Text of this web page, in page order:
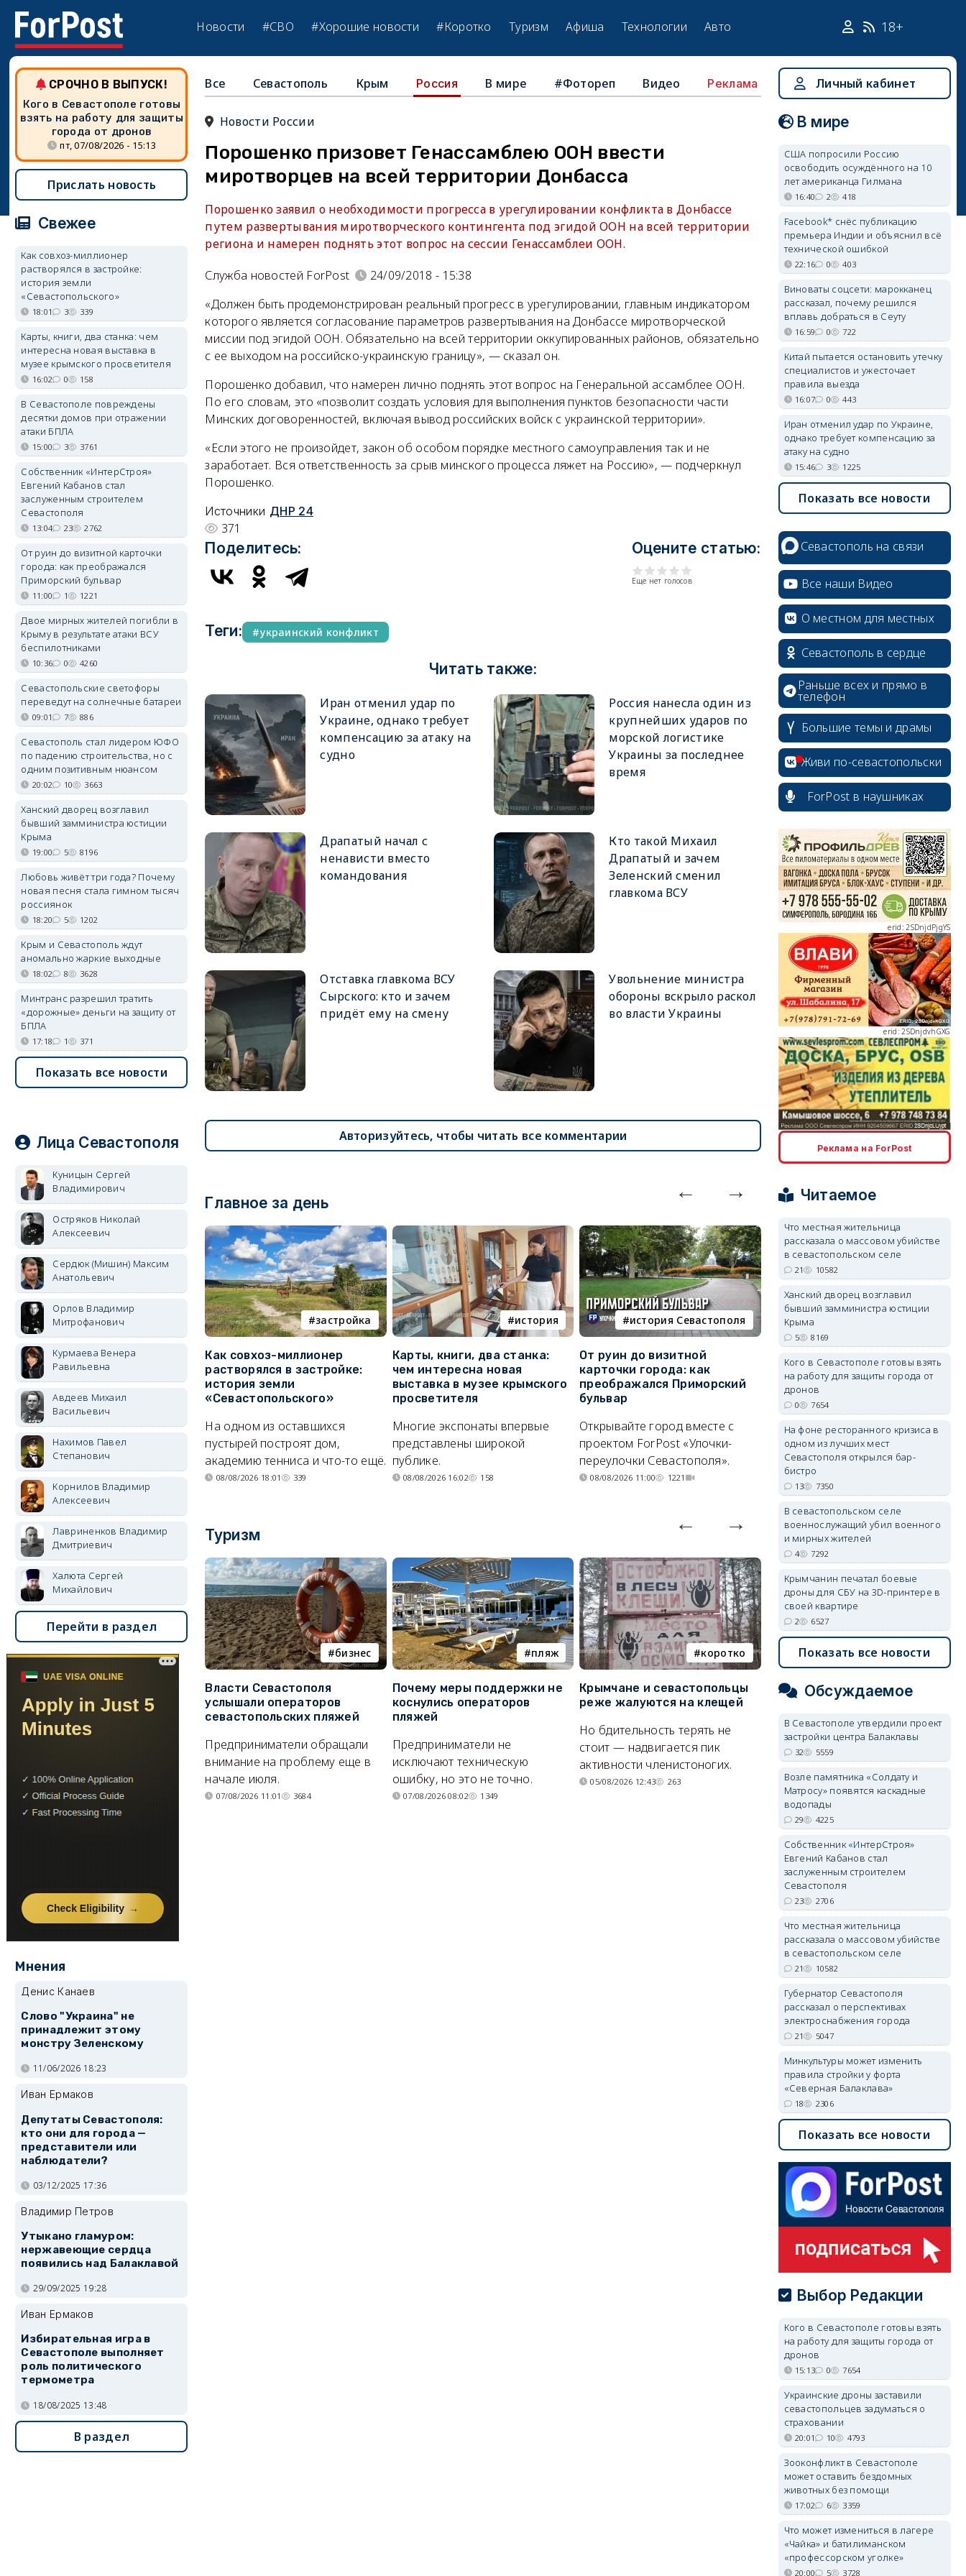
Новости #СВО #Хорошие новости #Коротко Туризм Афиша Технологии Авто 18+
Все Севастополь Крым Россия В мире #Фотореп Видео Реклама
Новости России
Порошенко призовет Генассамблею ООН ввести
миротворцев на всей территории Донбасса
Порошенко заявил о необходимости прогресса в урегулировании конфликта в Донбассе
путем развертывания миротворческого контингента под эгидой ООН на всей территории
региона и намерен поднять этот вопрос на сессии Генассамблеи ООН.
Служба новостей ForPost
24/09/2018 - 15:38
«Должен быть продемонстрирован реальный прогресс в урегулировании, главным индикатором
которого является согласование параметров развертывания на Донбассе миротворческой
миссии под эгидой ООН. Обязательно на всей территории оккупированных районов, обязательно
с ее выходом на российско-украинскую границу», — сказал он.
Порошенко добавил, что намерен лично поднять этот вопрос на Генеральной ассамблее ООН.
По его словам, это «позволит создать условия для выполнения пунктов безопасности части
Минских договоренностей, включая вывод российских войск с украинской территории».
«Если этого не произойдет, закон об особом порядке местного самоуправления так и не
заработает. Вся ответственность за срыв минского процесса ляжет на Россию», — подчеркнул
Порошенко.
Источники ДНР 24
371
Поделитесь: Оцените статью:
Еще нет голосов
Теги: украинский конфликт
Читать также:
Иран отменил удар по
Украине, однако требует
компенсацию за атаку на
судно
Россия нанесла один из
крупнейших ударов по
морской логистике
Украины за последнее
время
Драпатый начал с
ненависти вместо
командования
Кто такой Михаил
Драпатый и зачем
Зеленский сменил
главкома ВСУ
Отставка главкома ВСУ
Сырского: кто и зачем
придёт ему на смену
Увольнение министра
обороны вскрыло раскол
во власти Украины
Авторизуйтесь, чтобы читать все комментарии
Главное за день
застройка
Как совхоз-миллионер
растворялся в застройке:
история земли
«Севастопольского»
На одном из оставшихся
пустырей построят дом,
академию тенниса и что-то ещё.
08/08/2026 18:01 339
история
Карты, книги, два станка:
чем интересна новая
выставка в музее крымского
просветителя
Многие экспонаты впервые
представлены широкой
публике.
08/08/2026 16:02 158
история Севастополя
От руин до визитной
карточки города: как
преображался Приморский
бульвар
Открывайте город вместе с
проектом ForPost «Улочки-
переулочки Севастополя».
08/08/2026 11:00 1221
ЮФО по падению
строительства, но с одним
позитивным нюансом
Кризис ударил по регионам
совершенно по-разному.
07/08/2026 20:02 3663
Туризм
бизнес
Власти Севастополя
услышали операторов
севастопольских пляжей
Предприниматели обращали
внимание на проблему еще в
начале июля.
07/08/2026 11:01 3684
пляж
Почему меры поддержки не
коснулись операторов
пляжей
Предприниматели не
исключают техническую
ошибку, но это не точно.
07/08/2026 08:02 1349
коротко
Крымчане и севастопольцы
реже жалуются на клещей
Но бдительность терять не
стоит — надвигается пик
активности членистоногих.
05/08/2026 12:43 263
Балаклава
В Севастополе утвердили
проект застройки центра
Там появится туристический
квартал с отелями и
парковками.
05/08/2026 08:01 5559
СРОЧНО В ВЫПУСК!
Кого в Севастополе готовы
взять на работу для защиты
города от дронов
пт, 07/08/2026 - 15:13
Прислать новость
Свежее
Как совхоз-миллионер
растворялся в застройке:
история земли
«Севастопольского»
18:01 3 339
Карты, книги, два станка: чем
интересна новая выставка в
музее крымского просветителя
16:02 0 158
В Севастополе повреждены
десятки домов при отражении
атаки БПЛА
15:00 3 3761
Собственник «ИнтерСтроя»
Евгений Кабанов стал
заслуженным строителем
Севастополя
13:04 23 2762
От руин до визитной карточки
города: как преображался
Приморский бульвар
11:00 1 1221
Двое мирных жителей погибли в
Крыму в результате атаки ВСУ
беспилотниками
10:36 0 4260
Севастопольские светофоры
переведут на солнечные батареи
09:01 7 886
Севастополь стал лидером ЮФО
по падению строительства, но с
одним позитивным нюансом
20:02 10 3663
Ханский дворец возглавил
бывший замминистра юстиции
Крыма
19:00 5 8196
Любовь живёт три года? Почему
новая песня стала гимном тысяч
россиянок
18:20 5 1202
Крым и Севастополь ждут
аномально жаркие выходные
18:02 8 3628
Минтранс разрешил тратить
«дорожные» деньги на защиту от
БПЛА
17:18 1 371
Показать все новости
Лица Севастополя
Куницын Сергей
Владимирович
Остряков Николай
Алексеевич
Сердюк (Мишин) Максим
Анатольевич
Орлов Владимир
Митрофанович
Курмаева Венера
Равильевна
Авдеев Михаил
Васильевич
Нахимов Павел
Степанович
Корнилов Владимир
Алексеевич
Лавриненков Владимир
Дмитриевич
Халюта Сергей
Михайлович
Перейти в раздел
Мнения
Денис Канаев
Слово "Украина" не
принадлежит этому
монстру Зеленскому
11/06/2026 18:23
Иван Ермаков
Депутаты Севастополя:
кто они для города —
представители или
наблюдатели?
03/12/2025 17:36
Владимир Петров
Утыкано гламуром:
нержавеющие сердца
появились над Балаклавой
29/09/2025 19:28
Иван Ермаков
Избирательная игра в
Севастополе выполняет
роль политического
термометра
18/08/2025 13:48
В раздел
Личный кабинет
В мире
США попросили Россию
освободить осуждённого на 10
лет американца Гилмана
16:40 2 418
Facebook* снёс публикацию
премьера Индии и объяснил всё
технической ошибкой
22:16 0 403
Виноваты соцсети: марокканец
рассказал, почему решился
вплавь добраться в Сеуту
16:59 0 722
Китай пытается остановить утечку
специалистов и ужесточает
правила выезда
16:07 0 443
Иран отменил удар по Украине,
однако требует компенсацию за
атаку на судно
15:46 3 1225
Показать все новости
Севастополь на связи
Все наши Видео
О местном для местных
Севастополь в сердце
Раньше всех и прямо в
телефон
Большие темы и драмы
Живи по-севастопольски
ForPost в наушниках
erid: 2SDnjdPjgYS
erid: 2SDnjdvhGXG
erid: 2SDnjcLUypt
erid: 2SDnjcrDNw6
erid: 2SDnjdPjgYS
erid: 2SDnjdvhGXG
Реклама на ForPost
Читаемое
Что местная жительница
рассказала о массовом убийстве
в севастопольском селе
21 10582
Ханский дворец возглавил
бывший замминистра юстиции
Крыма
5 8169
Кого в Севастополе готовы взять
на работу для защиты города от
дронов
0 7654
На фоне ресторанного кризиса в
одном из лучших мест
Севастополя открылся бар-
бистро
13 7350
В севастопольском селе
военнослужащий убил военного
и мирных жителей
4 7292
Крымчанин печатал боевые
дроны для СБУ на 3D-принтере в
своей квартире
2 6527
Показать все новости
Обсуждаемое
В Севастополе утвердили проект
застройки центра Балаклавы
32 5559
Возле памятника «Солдату и
Матросу» появятся каскадные
водопады
29 4225
Собственник «ИнтерСтроя»
Евгений Кабанов стал
заслуженным строителем
Севастополя
23 2706
Что местная жительница
рассказала о массовом убийстве
в севастопольском селе
21 10582
Губернатор Севастополя
рассказал о перспективах
электроснабжения города
21 5047
Минкультуры может изменить
правила стройки у форта
«Северная Балаклава»
18 2306
Показать все новости
Выбор Редакции
Кого в Севастополе готовы взять
на работу для защиты города от
дронов
15:13 0 7654
Украинские дроны заставили
севастопольцев задуматься о
страховании
20:01 10 4793
Зооконфликт в Севастополе
может оставить бездомных
животных без помощи
17:02 6 3359
Что может измениться в лагере
«Чайка» и батилиманском
«профессорском уголке»
20:00 5 3728